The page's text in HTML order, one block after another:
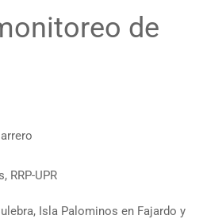
de
RRP-UPR
Isla Palominos en Fajardo y